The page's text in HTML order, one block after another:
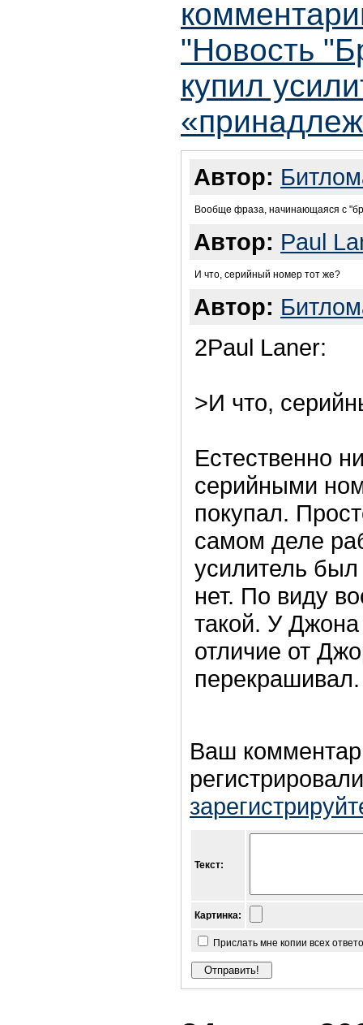
"Новость
купил
Автор:
Вообще фраза, начинающаяся с
Автор: Paul
И что, серийный номер тот же?
Автор:
2Paul Laner:
>И что,
Естественно
серийными
покупал.
самом деле
усилитель
нет. По виду
такой. У
отличие от
Ваш
Текст:
Картинка:
Прислать мне копии всех